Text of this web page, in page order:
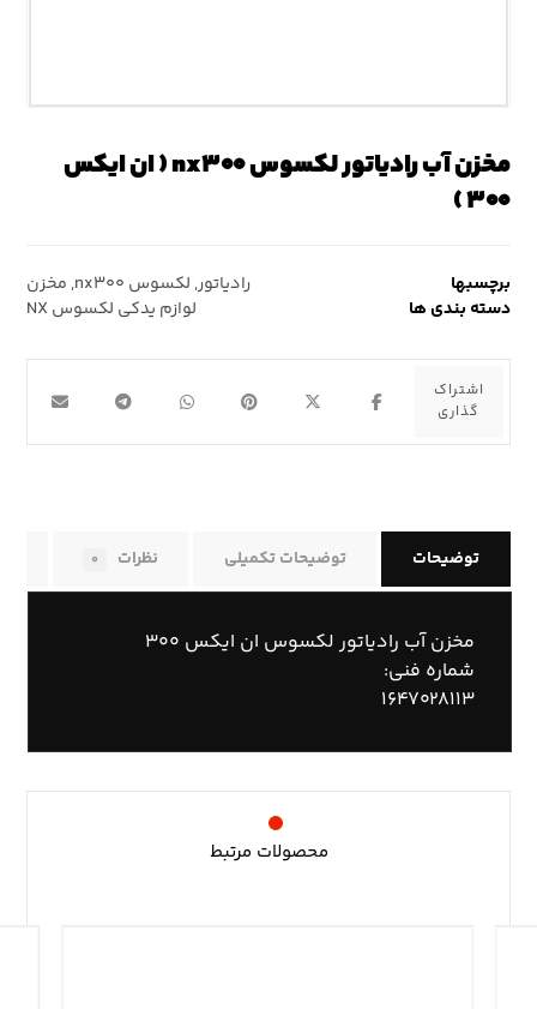
مخزن آب رادیاتور لکسوس nx۳۰۰ ( ان ایکس
۳۰۰ )
برچسبها رادیاتور, لکسوس nx۳۰۰ , مخزن
دسته بندی ها
لوازم یدکی لکسوس NX
توضیحات توضیحات تکمیلی نظرات ۰
مخزن آب رادیاتور لکسوس ان ایکس ۳۰۰
شماره فنی:
۱۶۴۷۰۲۸۱۱۳
محصولات مرتبط